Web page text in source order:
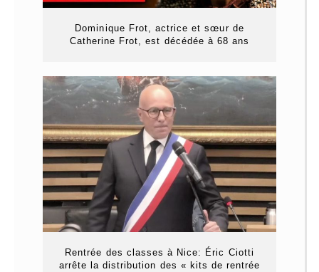
Dominique Frot, actrice et sœur de
Catherine Frot, est décédée à 68 ans
Rentrée des classes à Nice: Éric Ciotti
arrête la distribution des « kits de rentrée